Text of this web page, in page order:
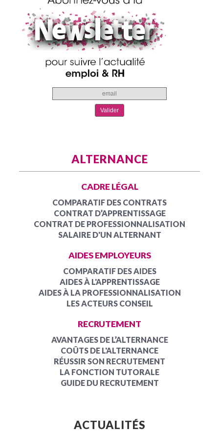
ALTERNANCE
CADRE LÉGAL
COMPARATIF DES CONTRATS
CONTRAT D’APPRENTISSAGE
CONTRAT DE PROFESSIONNALISATION
SALAIRE D'UN ALTERNANT
AIDES EMPLOYEURS
COMPARATIF DES AIDES
AIDES À L'APPRENTISSAGE
AIDES À LA PROFESSIONNALISATION
LES ACTEURS CONSEIL
RECRUTEMENT
AVANTAGES DE L’ALTERNANCE
COÛTS DE L'ALTERNANCE
RÉUSSIR SON RECRUTEMENT
LA FONCTION TUTORALE
GUIDE DU RECRUTEMENT
ACTUALITÉS